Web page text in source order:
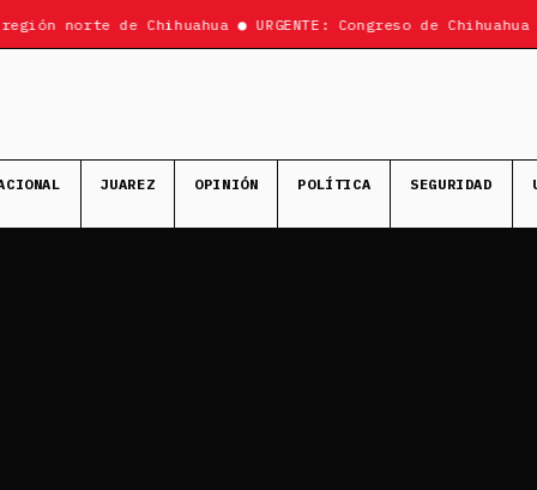
de Chihuahua ● URGENTE: Congreso de Chihuahua
JUAREZ OPINIÓN POLÍTICA SEGURIDAD